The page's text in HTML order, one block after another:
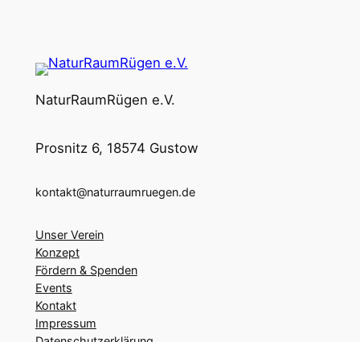
NaturRaumRügen e.V.
Prosnitz 6, 18574 Gustow
kontakt@naturraumruegen.de
Unser Verein
Konzept
Fördern & Spenden
Events
Kontakt
Impressum